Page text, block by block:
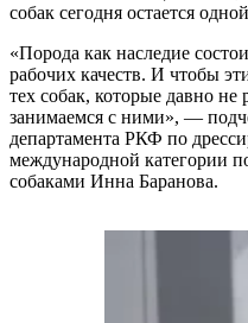
собак сегодня остается
«Порода как наследие
рабочих качеств. И чтобы
тех собак, которые давно
занимаемся с ними», —
департамента РКФ по
международной категории
собаками Инна Баранова.